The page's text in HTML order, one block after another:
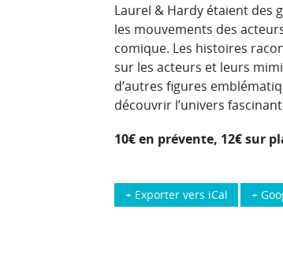
Laurel & Hardy étaient des
les mouvements des
comique. Les histoires
sur les acteurs et leurs
d’autres figures
découvrir l’univers
10€ en prévente, 12€ sur
+
+ Exporter vers iCal